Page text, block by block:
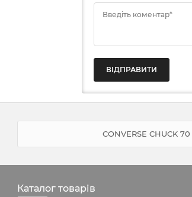
Введіть коментар*
CONVERSE CHUCK
Каталог товарів